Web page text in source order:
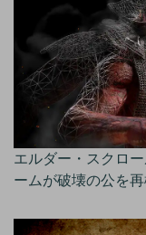
エルダー・スクロ
ームが破壊の公を